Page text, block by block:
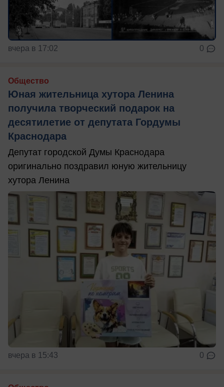
вчера в 17:02 0
Общество
Юная жительница хутора Ленина
получила творческий подарок на
десятилетие от депутата Гордумы
Краснодара
Депутат городской Думы Краснодара
оригинально поздравил юную жительницу
хутора Ленина
вчера в 15:43 0